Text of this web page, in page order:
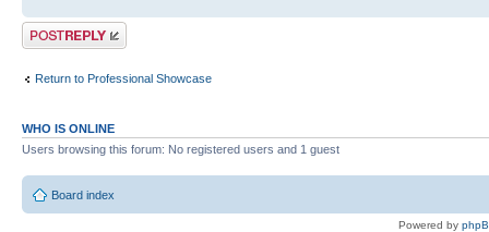
Post a reply
Return to Professional Showcase
WHO IS ONLINE
Users browsing this forum: No registered users and 1 guest
Board index
Powered by